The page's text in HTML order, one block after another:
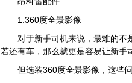
1.360度全景影像
对于新手司机来说，最难的不
若还有车，那么就更是容易让新手
但选装360度全景影像，这些